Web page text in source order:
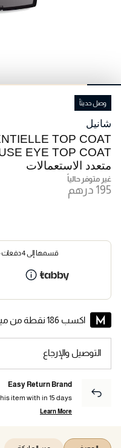
وصل حديثاً
شانيل
TOP COAT
متعدد الاستعمالات
غير متوفر حالياً
قسمها إلى 4 دفعات متساوية بقيمة
اكسب 186 نقطة من ميوز على طلبك -
التوصيل والإرجاع
Easy Return Brand
item with in 15 days.
Learn More